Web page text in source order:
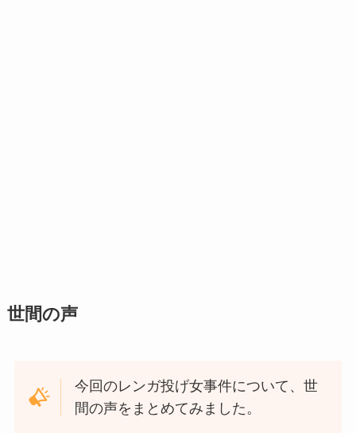
世間の声
今回のレンガ投げ女事件について、世
間の声をまとめてみました。